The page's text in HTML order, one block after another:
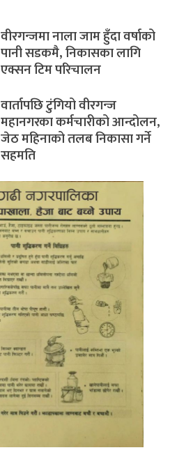
वीरगन्जमा नाला जाम हुँदा वर्षाको
पानी सडकमै, निकासका लागि
एक्सन टिम परिचालन
वार्तापछि टुंगियो वीरगन्ज
महानगरका कर्मचारीको आन्दोलन,
जेठ महिनाको तलब निकासा गर्ने
सहमति